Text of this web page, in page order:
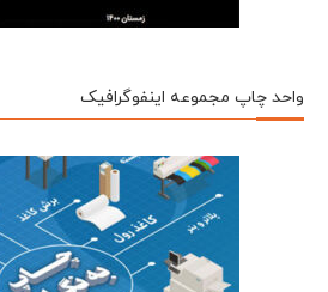
واحد چاپ مجموعه اینفوگرافیک